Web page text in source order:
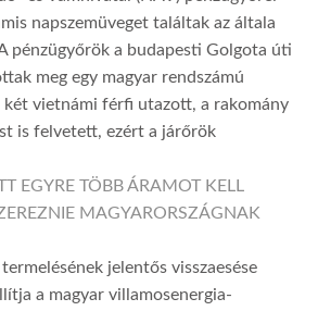
napszemüveget találtak az általa
pénzügyőrök a budapesti Golgota úti
meg egy magyar rendszámú
vietnámi férfi utazott, a rakomány
is felvetett, ezért a járőrök
EGYRE TÖBB ÁRAMOT KELL
MAGYARORSZÁGNAK
jelentős visszaesése
a magyar villamosenergia-